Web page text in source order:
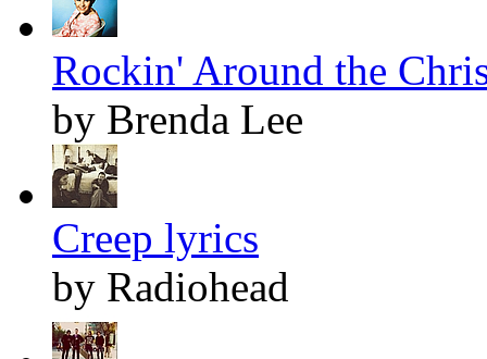
Rockin' Around the
by Brenda Lee
Creep lyrics
by Radiohead